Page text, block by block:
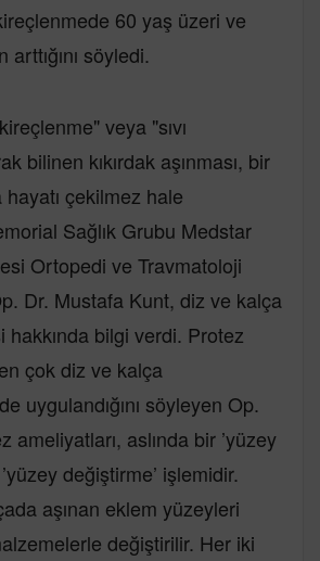
60 yaş üzeri ve
arttığını söyledi.
veya "sıvı
bilinen kıkırdak aşınması, bir
çekilmez hale
Sağlık Grubu Medstar
Ortopedi ve Travmatoloji
Dr. Mustafa Kunt, diz ve kalça
hakkında bilgi verdi. Protez
çok diz ve kalça
uygulandığını söyleyen Op.
ameliyatları, aslında bir ’yüzey
değiştirme’ işlemidir.
aşınan eklem yüzeyleri
değiştirilir. Her iki